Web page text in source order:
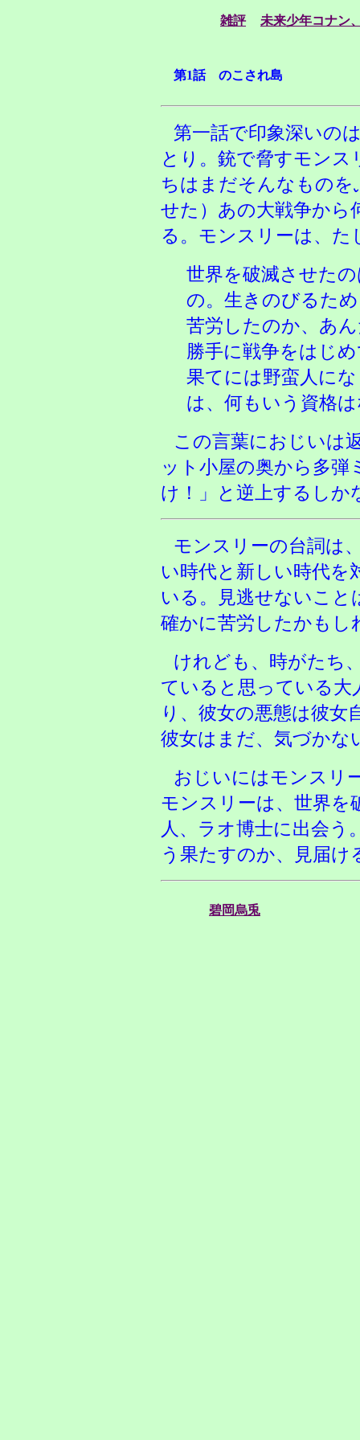
雑評 未来少年コナン
第1話 のこされ島
第一話で印象深いの
とり。銃で脅すモン
ちはまだそんなもの
せた）あの大戦争から
る。モンスリーは、
世界を破滅させた
の。生きのびるた
苦労したのか、あ
勝手に戦争をはじ
果てには野蛮人に
は、何もいう資格
この言葉におじいは
ット小屋の奥から多
け！」と逆上するしか
モンスリーの台詞は
い時代と新しい時代を
いる。見逃せないこと
確かに苦労したかもし
けれども、時がたち
ていると思っている
り、彼女の悪態は彼
彼女はまだ、気づかな
おじいにはモンスリ
モンスリーは、世界を
人、ラオ博士に出会う
う果たすのか、見届け
碧岡烏兎